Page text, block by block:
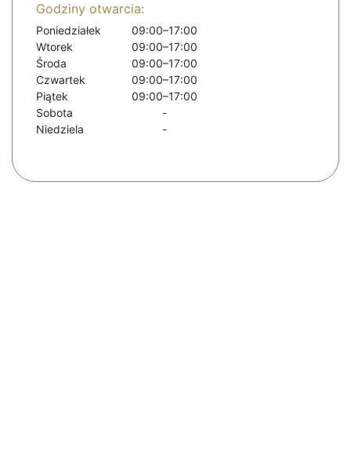
Godziny otwarcia:
Poniedziałek
09:00–17:00
Wtorek
09:00–17:00
Środa
09:00–17:00
Czwartek
09:00–17:00
Piątek
09:00–17:00
Sobota
-
Niedziela
-